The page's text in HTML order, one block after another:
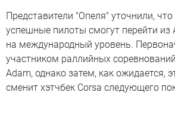
Представители "Опеля" уточнили,
успешные пилоты смогут перейти из
на международный уровень.
участником раллийных
Adam, однако затем, как ожидается,
сменит хэтчбек Corsa следующего